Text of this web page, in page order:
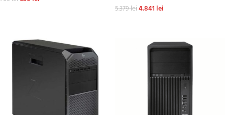
5.379lei4.841 lei